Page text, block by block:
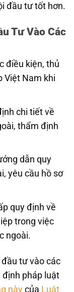
đầu tư tốt hơn.
Tư Vào Các
điều kiện, thủ
Việt Nam khi
chi tiết về
thẩm định
dẫn quy
yêu cầu hồ sơ
quy định về
trong việc
ngoài.
tư vào các
định pháp luật
này của Luật